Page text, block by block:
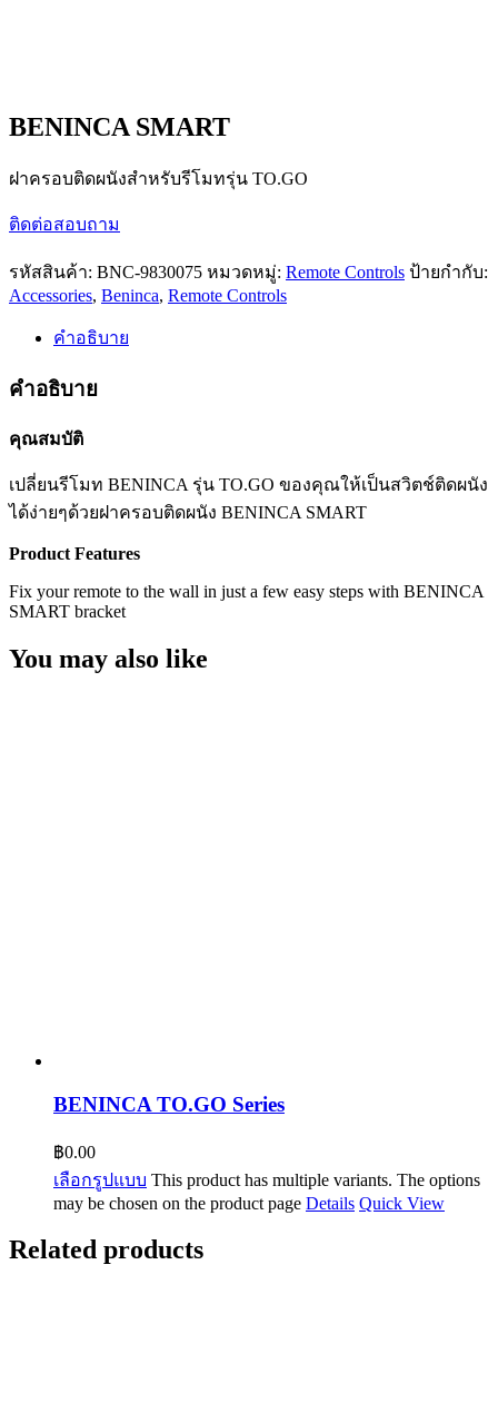
BENINCA SMART
ฝาครอบติดผนังสำหรับรีโมทรุ่น TO.GO
ติดต่อสอบถาม
รหัสสินค้า: BNC-9830075 หมวดหมู่: Remote Controls ป้ายกำกับ:
Accessories, Beninca, Remote Controls
คำอธิบาย
คำอธิบาย
คุณสมบัติ
เปลี่ยนรีโมท BENINCA รุ่น TO.GO ของคุณให้เป็นสวิตช์ติดผนัง
ได้ง่ายๆด้วยฝาครอบติดผนัง BENINCA SMART
Product Features
Fix your remote to the wall in just a few easy steps with BENINCA
SMART bracket
You may also like
BENINCA TO.GO Series
฿0.00
เลือกรูปแบบ This product has multiple variants. The options
may be chosen on the product page Details Quick View
Related products